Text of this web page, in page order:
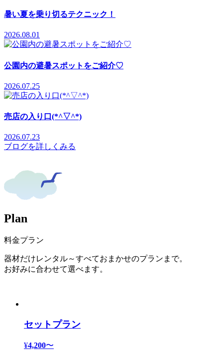
暑い夏を乗り切るテクニック！
2026.08.01
公園内の避暑スポットをご紹介♡
2026.07.25
売店の入り口(*^▽^*)
2026.07.23
ブログを詳しくみる
Plan
料金プラン
器材だけレンタル～すべておまかせのプランまで。
お好みに合わせて選べます。
セットプラン
¥4,200〜